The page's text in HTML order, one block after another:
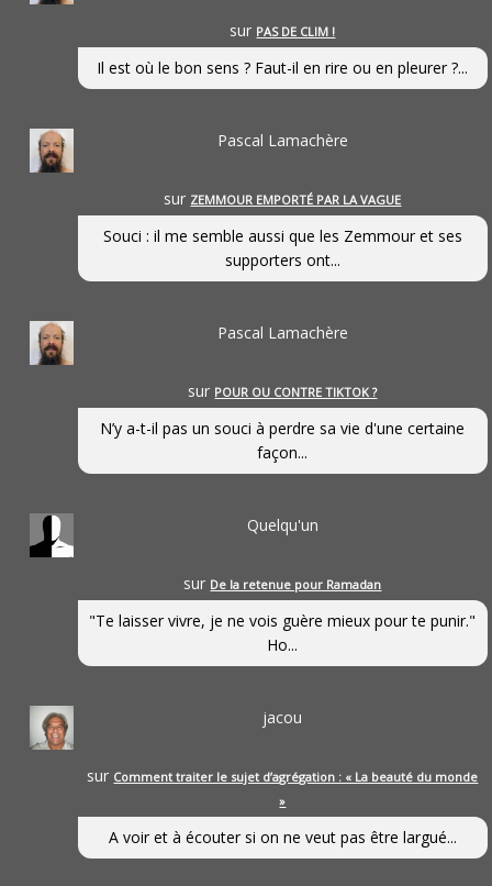
sur PAS DE CLIM !
Il est où le bon sens ? Faut-il en rire ou en pleurer ?...
Pascal Lamachère
sur ZEMMOUR EMPORTÉ PAR LA VAGUE
Souci : il me semble aussi que les Zemmour et ses
supporters ont...
Pascal Lamachère
sur POUR OU CONTRE TIKTOK ?
N’y a-t-il pas un souci à perdre sa vie d'une certaine
façon...
Quelqu'un
sur De la retenue pour Ramadan
"Te laisser vivre, je ne vois guère mieux pour te punir."
Ho...
jacou
sur Comment traiter le sujet d’agrégation : « La beauté du monde
»
A voir et à écouter si on ne veut pas être largué...